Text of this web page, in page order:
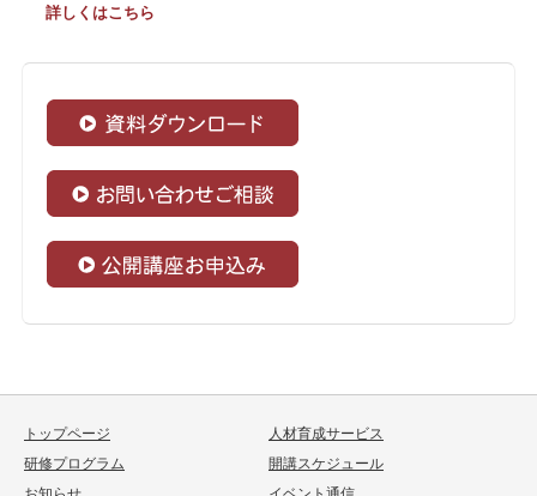
詳しくはこちら
トップページ
人材育成サービス
研修プログラム
開講スケジュール